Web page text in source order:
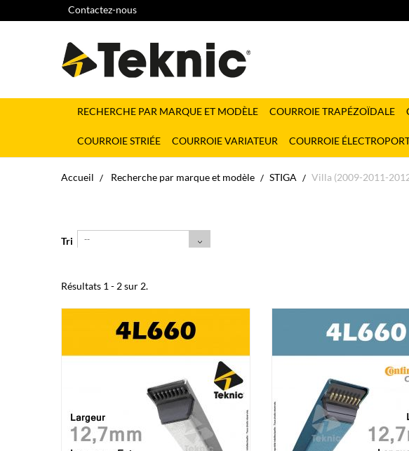
Contactez-nous
RECHERCHE PAR MARQUE ET MODÈLE COURROIE TRAPÉZOÏDALE
COURROIE STRIÉE COURROIE VARIATEUR COURROIE
Accueil Recherche par marque et modèle STIGA Villa (2009-2011-
Tri --
Résultats 1 - 2 sur 2.